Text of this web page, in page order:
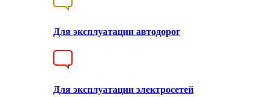
Для эксплуатации автодорог
Для эксплуатации электросетей